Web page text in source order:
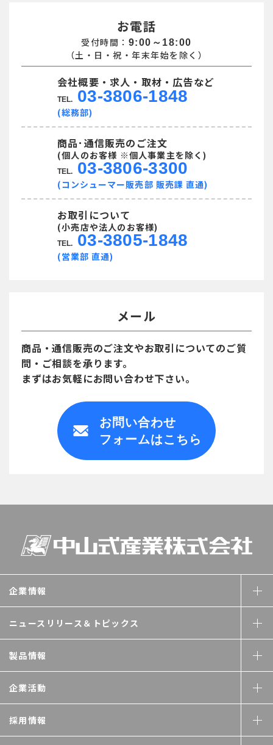
お電話
受付時間： 9:00～18:00
（土・日・祝・年末年始を除く）
会社概要・求人・取材・広告など
TEL. 03-3806-1848
(総務部)
商品･通信販売のご注文
(個人のお客様 ※個人事業主を除く)
TEL. 03-3806-3300
(コンシューマー販売部 販売課 直通)
お取引について
(小売店や法人のお客様)
TEL. 03-3805-1848
(営業部 直通)
メール
商品・通信販売のご注文やお取引についてのご質
問・ご相談を承ります。
まずはお気軽にお問い合わせ下さい。
お問い合わせ
フォームはこちら
企業情報
ニュースリリース＆ トピックス
製品情報
企業活動
採用情報